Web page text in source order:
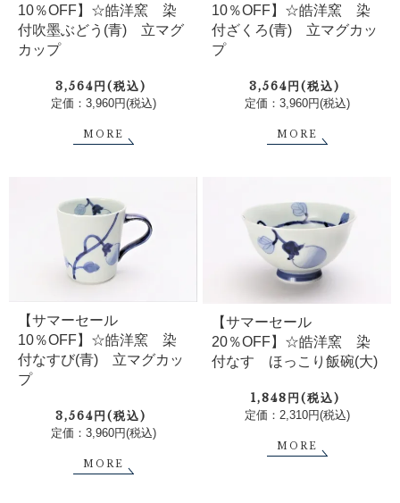
10％OFF】☆皓洋窯 染
付吹墨ぶどう(青) 立マグ
カップ
3,564円(税込)
定価：3,960円(税込)
MORE
10％OFF】☆皓洋窯 染
付ざくろ(青) 立マグカッ
プ
3,564円(税込)
定価：3,960円(税込)
MORE
【サマーセール
10％OFF】☆皓洋窯 染
付なすび(青) 立マグカッ
プ
3,564円(税込)
定価：3,960円(税込)
MORE
【サマーセール
20％OFF】☆皓洋窯 染
付なす ほっこり飯碗(大)
1,848円(税込)
定価：2,310円(税込)
MORE